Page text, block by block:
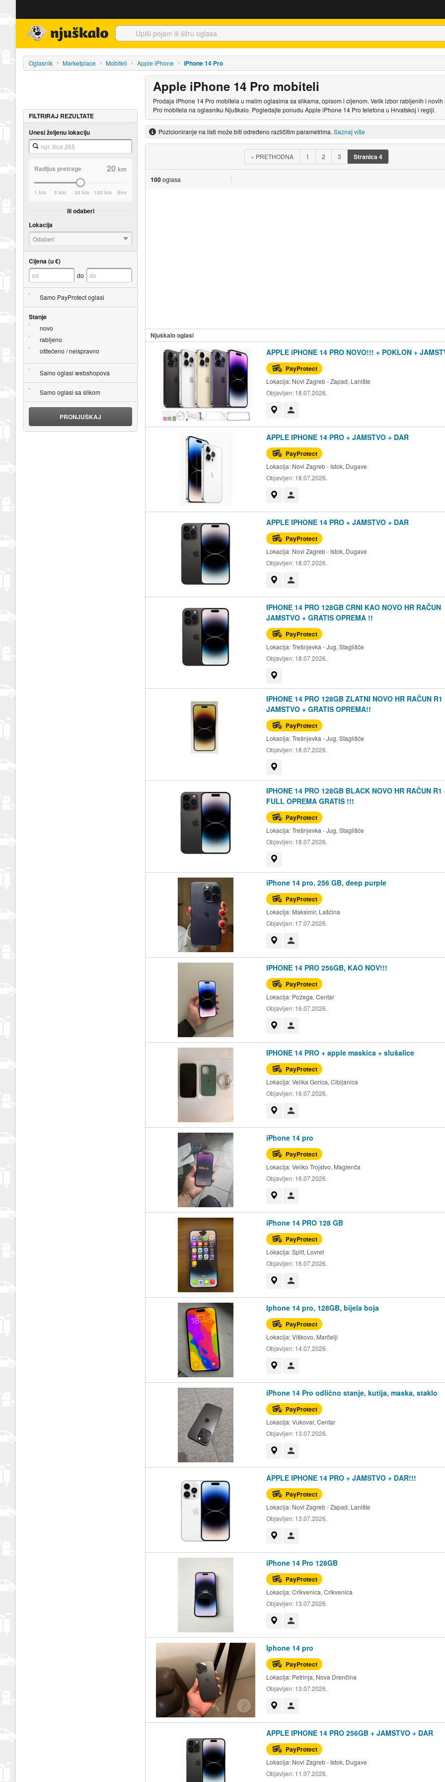
Oglasnik Marketplace Mobiteli Apple iPhone iPhone 14 Pro
Apple iPhone 14 Pro mobiteli
Prodaja iPhone 14 Pro mobitela u malim oglasima sa slikama, opisom i cijenom. Velik izbor rabljenih i
Pro mobitela na oglasniku Njuškalo. Pogledajte ponudu Apple iPhone 14 Pro telefona u Hrvatskoj i regiji.
Pozicioniranje na listi može biti određeno različitim parametrima. Saznaj više
« PRETHODNA 1 2 3 Stranica4
100oglasa
Njuškalo oglasi
APPLE iPHONE 14 PRO NOVO!!! + POKLON +
PayProtect
Lokacija: Novi Zagreb - Zapad, Lanište
Objavljen: 18.07.2026.
APPLE IPHONE 14 PRO + JAMSTVO + DAR
PayProtect
Lokacija: Novi Zagreb - Istok, Dugave
Objavljen: 18.07.2026.
APPLE IPHONE 14 PRO + JAMSTVO + DAR
PayProtect
Lokacija: Novi Zagreb - Istok, Dugave
Objavljen: 18.07.2026.
IPHONE 14 PRO 128GB CRNI KAO NOVO HR RAČUN
JAMSTVO + GRATIS OPREMA !!
PayProtect
Lokacija:Trešnjevka - Jug, Staglišće
Objavljen: 18.07.2026.
IPHONE 14 PRO 128GB ZLATNI NOVO HR RAČUN R1
JAMSTVO + GRATIS OPREMA!!
PayProtect
Lokacija:Trešnjevka - Jug, Staglišće
Objavljen: 18.07.2026.
IPHONE 14 PRO 128GB BLACK NOVO HR RAČUN R1
FULL OPREMA GRATIS !!!
PayProtect
Lokacija:Trešnjevka - Jug, Staglišće
Objavljen: 18.07.2026.
iPhone 14 pro, 256 GB, deep purple
PayProtect
Lokacija: Maksimir, Lašćina
Objavljen: 17.07.2026.
IPHONE 14 PRO 256GB, KAO NOV!!!
PayProtect
Lokacija: Požega, Centar
Objavljen: 16.07.2026.
IPHONE 14 PRO + apple maskica + slušalice
PayProtect
Lokacija:Velika Gorica, Cibljanica
Objavljen: 16.07.2026.
iPhone 14 pro
PayProtect
Lokacija:Veliko Trojstvo, Maglenča
Objavljen: 16.07.2026.
iPhone 14 PRO 128 GB
PayProtect
Lokacija:Split, Lovret
Objavljen: 16.07.2026.
Iphone 14 pro, 128GB, bijela boja
PayProtect
Lokacija:Viškovo, Marčelji
Objavljen: 14.07.2026.
iPhone 14 Pro odlično stanje, kutija, maska, staklo
PayProtect
Lokacija:Vukovar, Centar
Objavljen: 13.07.2026.
APPLE IPHONE 14 PRO + JAMSTVO + DAR!!!
PayProtect
Lokacija: Novi Zagreb - Zapad, Lanište
Objavljen: 13.07.2026.
iPhone 14 Pro 128GB
PayProtect
Lokacija:Crikvenica, Crikvenica
Objavljen: 13.07.2026.
Iphone 14 pro
PayProtect
Lokacija: Petrinja, Nova Drenčina
Objavljen: 13.07.2026.
APPLE IPHONE 14 PRO 256GB + JAMSTVO + DAR
PayProtect
Lokacija: Novi Zagreb - Istok, Dugave
Objavljen: 11.07.2026.
FILTRIRAJ REZULTATE
Unesi željenu lokaciju
Radijus pretrage 20km
1 km 5 km 20 km 100 km Sve
ili odaberi
Lokacija
Odaberi
Cijena (u €)
do
Samo PayProtect oglasi
Stanje
novo
rabljeno
oštećeno / neispravno
Samo oglasi webshopova
Samo oglasi sa slikom
PRONJUŠKAJ